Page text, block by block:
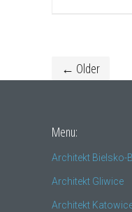
← Older
Menu:
Architekt Bielsko-
Architekt Gliwice
Architekt